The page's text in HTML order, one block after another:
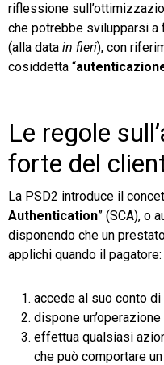
riflessione
che potrebbe svilupparsi
(alla data in fieri), con
cosiddetta “
Le regole
forte del
La PSD2 introduce il
Authentication” (SCA), o
disponendo che un
applichi quando il pagatore:
accede al suo conto
dispone
effettua qualsiasi
che può comportare